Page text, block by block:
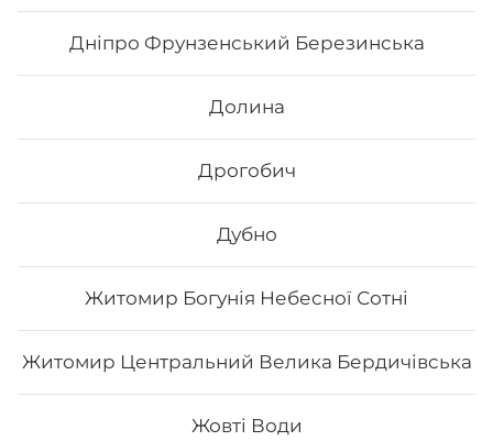
Дніпро Фрунзенський Березинська
Долина
Дрогобич
Дубно
Житомир Богунія Небесної Сотні
Житомир Центральний Велика Бердичівська
Жовті Води
Сет «Сезам»
Вага: 1040 г Склад: Хіко Мак, Чіз рол, Каліфорнія зі